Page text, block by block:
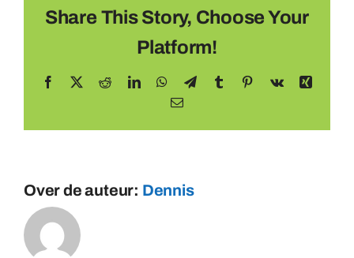
Share This Story, Choose Your
Platform!
Facebook RedditLinkedInWhatsApp
TelegramTumblr Pinterest
Vk
Xing
E-
Over de auteur: Dennis